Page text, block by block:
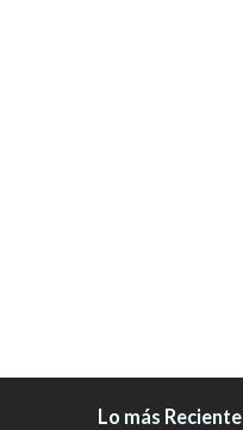
Lo más Reciente